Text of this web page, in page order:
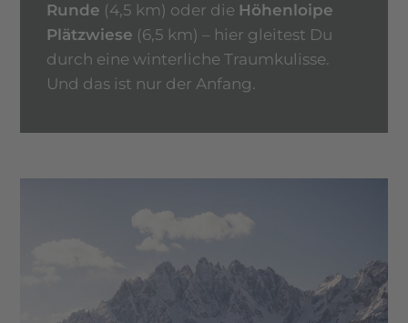
Runde (4,5 km) oder die Höhenloipe
Plätzwiese (6,5 km) – hier gleitest Du
durch eine winterliche Traumkulisse.
Und das ist nur der Anfang.